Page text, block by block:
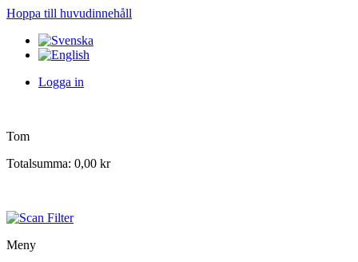
Hoppa till huvudinnehåll
Logga in
Tom
Totalsumma: 0,00 kr
Meny